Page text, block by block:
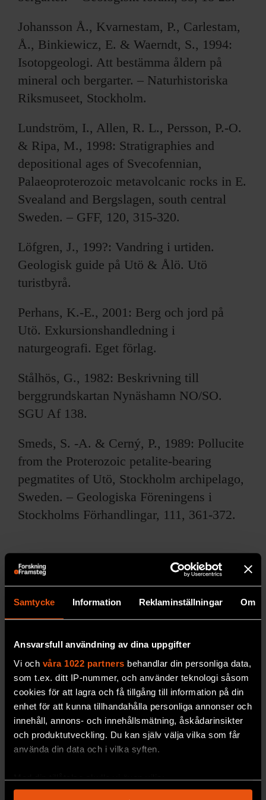
Samtycke Information Reklaminställningar Om
Ansvarsfull användning av dina uppgifter
Vi och våra 1022 partners behandlar din personliga data,
som t.ex. ditt IP-nummer, och använder teknologi såsom
cookies för att lagra och få tillgång till information på din
enhet för att kunna tillhandahålla personliga annonser och
innehåll, annons- och innehållsmätning, åskådarinsikter
och produktutveckling. Du kan själv välja vilka som får
använda din data och i vilka syften.
Med din tillåtelse skulle vi även vilja:
Johansson Å., Kvarnestam, P., Carlestam,
Å., Binkiewicz, E. & Waerndt, S., 1994:
Isotopgeologi. Att bestämma åldern på
mineral och bergarter. – Naturhistoriska
Riksmuseet, Stockholm.
Lundström, I., Allen, R. L., Persson, P.-O.
& Ripa, M., 1998: Stratigraphies and
depositional ages of Svecofennian,
Palaeoproterozoic metavolcanic rocks in E.
Svealand and Bergslagen, south central
Sweden. – GFF, 120, 315-320.
Löfgren, J., 199?: Vandring i urtiden.
Geologisk guide på Utö & Ålö. Utö
turistbyrå.
Perhans, K.-E., 2001: Berg och jord på
Utö. Exkursionshandledning i
naturgeografi. Eget förlag.
Stålhös, G., 1982: Beskrivning till
berggrundskartan Nynäshamn NO/SO.
SGU Af 138.
Smeds, S. -A. & Cerný, P., 1989: Pollucite
from the Proterozoic petalite-bearing
pegmatites of Utö, Stockholm archipelago,
Sweden. – Geologiska Föreningens i
Stockholms Förhandlingar, 111, 361-372.
fackgranskade forskningsresultat och om pågående
forskning. Forskning & Framsteg har bevakat
vetenskap sedan 1966 och drivs utan vinstsyfte.
LÄS MER